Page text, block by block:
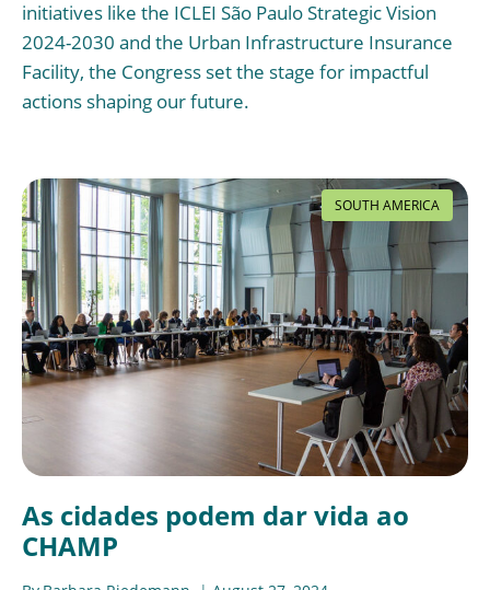
initiatives like the ICLEI São Paulo Strategic Vision
2024-2030 and the Urban Infrastructure Insurance
Facility, the Congress set the stage for impactful
actions shaping our future.
SOUTH AMERICA
As cidades podem dar vida ao
CHAMP